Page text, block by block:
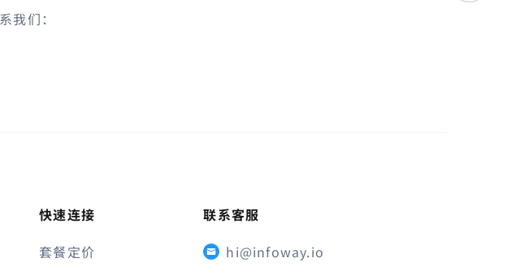
我们：
快速连接
套餐定价
联系客服
hi@infoway.io